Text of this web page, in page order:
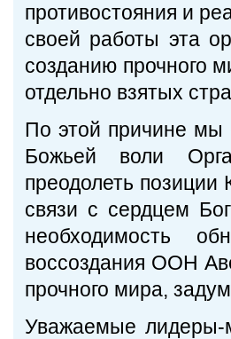
противостояния и
своей работы эта
созданию прочного
отдельно взятых
По этой причине мы
Божьей воли
преодолеть
связи с сердцем
необходимость
воссоздания ООН
прочного мира,
Уважаемые лидеры-